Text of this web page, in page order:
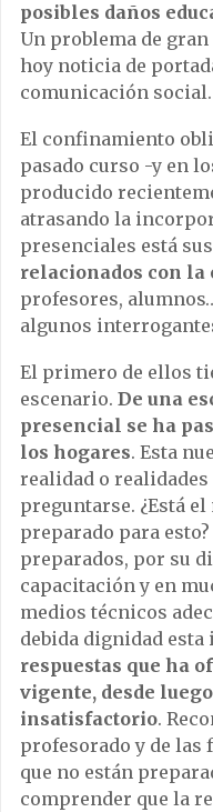
posibles daños
Un problema de
hoy noticia de
comunicación social.
El confinamiento
pasado curso -y en
producido
atrasando la
presenciales está
relacionados con la
profesores,
algunos
El primero de ellos
escenario. De una
presencial se ha
los hogares. Esta
realidad o realidades
preguntarse. ¿Está
preparado para
preparados, por su
capacitación y en
medios técnicos
debida dignidad esta
respuestas que ha
vigente, desde
insatisfactorio.
profesorado y de las
que no están
comprender que la